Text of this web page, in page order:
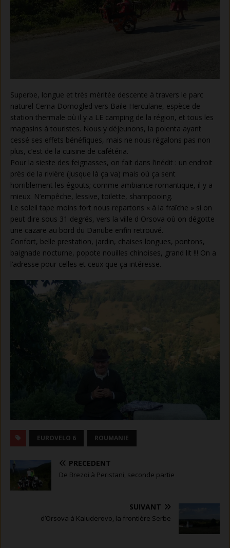
Superbe, longue et très méritée descente à travers le parc
naturel Cerna Domogled vers Baile Herculane, espèce de
station thermale où il y a LE camping de la région, et tous les
magasins à touristes. Nous y déjeunons, la polenta ayant
cessé ses effets bénéfiques, mais ne nous régalons pas non
plus, c’est de la cuisine de cafétéria.
Pour la sieste des feignasses, on fait dans l’inédit : un endroit
près de la rivière (jusque là ça va) mais où ça sent
horriblement les égouts; comme ambiance romantique, il y a
mieux. N’empêche, lessive, toilette, shampooing.
Le soleil tape moins fort nous repartons « à la fraîche » si on
peut dire sous 31 degrés, vers la ville d Orsova où on dégotte
une cazare au bord du Danube enfin retrouvé.
Confort, belle prestation, jardin, chaises longues, pontons,
baignade nocturne, popote nouilles chinoises, grand lit !!! On a
l’adresse pour celles et ceux que ça intéresse.
EUROVELO 6 ROUMANIE
PRÉCÉDENT
De Brezoi à Peristani, seconde partie
SUIVANT
d’Orsova à Kaluderovo, la frontière Serbe